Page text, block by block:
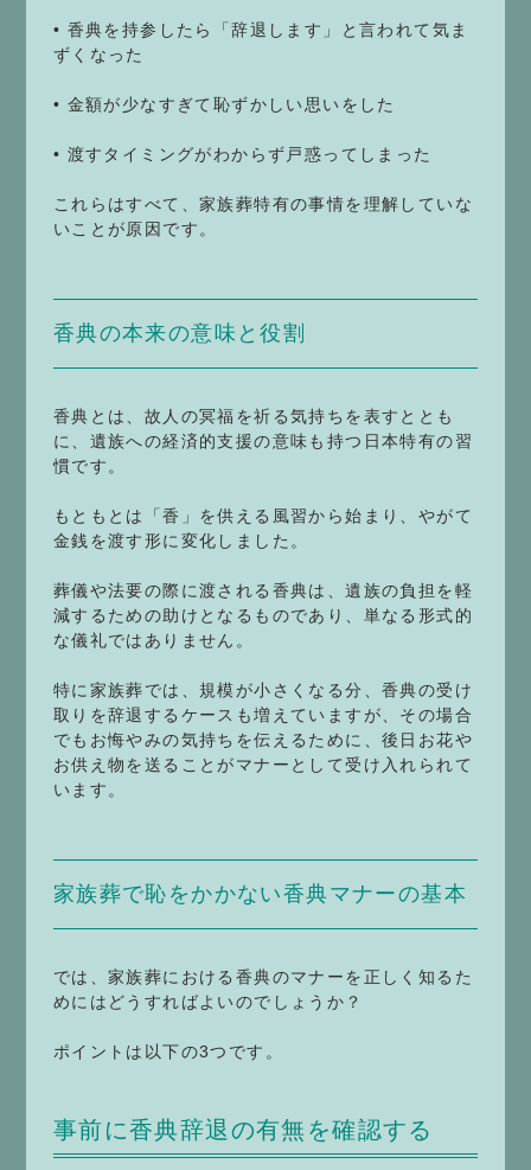
• 香典を持参したら「辞退します」と言われて気ま
ずくなった
• 金額が少なすぎて恥ずかしい思いをした
• 渡すタイミングがわからず戸惑ってしまった
これらはすべて、家族葬特有の事情を理解していな
いことが原因です。
香典の本来の意味と役割
香典とは、故人の冥福を祈る気持ちを表すととも
に、遺族への経済的支援の意味も持つ日本特有の習
慣です。
もともとは「香」を供える風習から始まり、やがて
金銭を渡す形に変化しました。
葬儀や法要の際に渡される香典は、遺族の負担を軽
減するための助けとなるものであり、単なる形式的
な儀礼ではありません。
特に家族葬では、規模が小さくなる分、香典の受け
取りを辞退するケースも増えていますが、その場合
でもお悔やみの気持ちを伝えるために、後日お花や
お供え物を送ることがマナーとして受け入れられて
います。
家族葬で恥をかかない香典マナーの基本
では、家族葬における香典のマナーを正しく知るた
めにはどうすればよいのでしょうか？
ポイントは以下の3つです。
事前に香典辞退の有無を確認する